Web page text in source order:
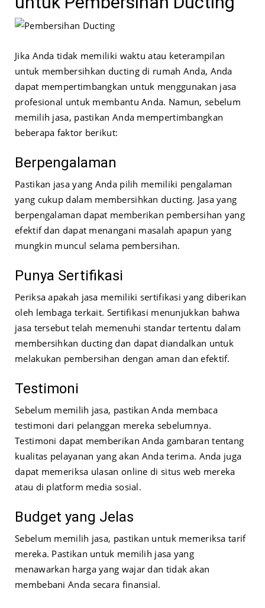
Jika Anda tidak memiliki waktu atau keterampilan
untuk membersihkan ducting di rumah Anda, Anda
dapat mempertimbangkan untuk menggunakan jasa
profesional untuk membantu Anda. Namun, sebelum
memilih jasa, pastikan Anda mempertimbangkan
beberapa faktor berikut:
Berpengalaman
Pastikan jasa yang Anda pilih memiliki pengalaman
yang cukup dalam membersihkan ducting. Jasa yang
berpengalaman dapat memberikan pembersihan yang
efektif dan dapat menangani masalah apapun yang
mungkin muncul selama pembersihan.
Punya Sertifikasi
Periksa apakah jasa memiliki sertifikasi yang diberikan
oleh lembaga terkait. Sertifikasi menunjukkan bahwa
jasa tersebut telah memenuhi standar tertentu dalam
membersihkan ducting dan dapat diandalkan untuk
melakukan pembersihan dengan aman dan efektif.
Testimoni
Sebelum memilih jasa, pastikan Anda membaca
testimoni dari pelanggan mereka sebelumnya.
Testimoni dapat memberikan Anda gambaran tentang
kualitas pelayanan yang akan Anda terima. Anda juga
dapat memeriksa ulasan online di situs web mereka
atau di platform media sosial.
Budget yang Jelas
Sebelum memilih jasa, pastikan untuk memeriksa tarif
mereka. Pastikan untuk memilih jasa yang
menawarkan harga yang wajar dan tidak akan
membebani Anda secara finansial.